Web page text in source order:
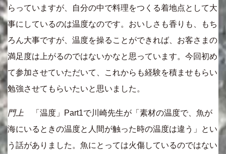
らっていますが、自分の中で料理をつくる着地点として大
事にしているのは温度なのです。おいしさも香りも、もち
ろん大事ですが、温度を操ることができれば、お客さまの
満足度は上がるのではないかなと思っています。今回初め
て参加させていただいて、これからも経験を積ませもらい
勉強させてもらいたいと思いました。
門上 「温度」Part1で川崎先生が「素材の温度で、魚が
海にいるときの温度と人間が触った時の温度は違う」とい
う話がありました。魚にとっては火傷しているのではない